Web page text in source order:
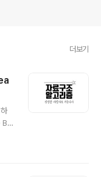
더보기
Bin